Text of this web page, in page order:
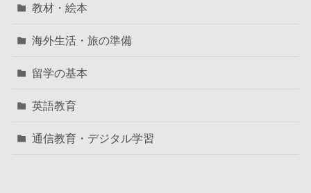
教材・絵本
海外生活・旅の準備
留学の基本
英語教育
通信教育・デジタル学習